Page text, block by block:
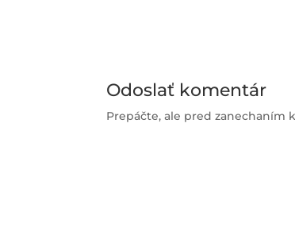
Odoslať komentár
Prepáčte, ale pred zanechaním